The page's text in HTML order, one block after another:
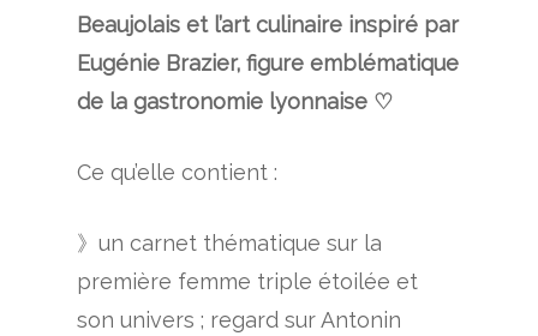
Beaujolais et l’art culinaire inspiré par
Eugénie Brazier, figure emblématique
de la gastronomie lyonnaise ♡
Ce qu’elle contient :
》un carnet thématique sur la
première femme triple étoilée et
son univers ; regard sur Antonin